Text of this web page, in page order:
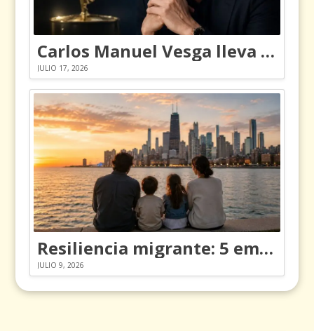
Carlos Manuel Vesga lleva el nombre de Colombia a los Emmy
JULIO 17, 2026
Resiliencia migrante: 5 emociones y cómo gestionarlas
JULIO 9, 2026